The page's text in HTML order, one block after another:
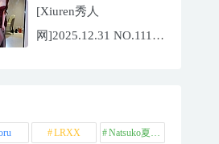
[Xiuren秀人
网]2025.12.31 NO.11181
LRXX Natsuko夏夏子